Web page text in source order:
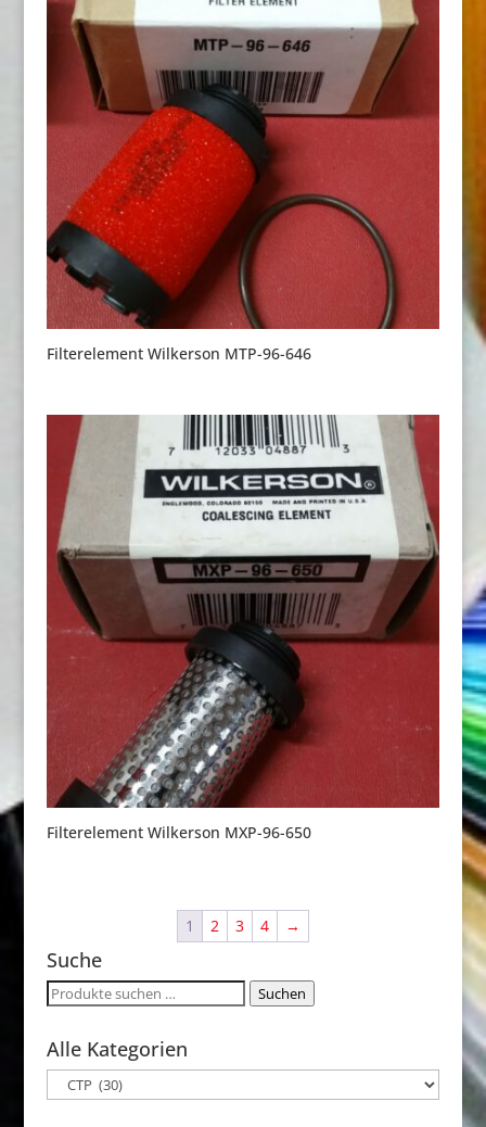
Filterelement Wilkerson MTP-96-646
Filterelement Wilkerson MXP-96-650
1 2 3 4 →
Suche
Suchen
Suchen
Alle Kategorien